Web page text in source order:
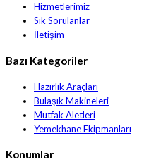
Hizmetlerimiz
Sık Sorulanlar
İletişim
Bazı Kategoriler
Hazırlık Araçları
Bulaşık Makineleri
Mutfak Aletleri
Yemekhane Ekipmanları
Konumlar